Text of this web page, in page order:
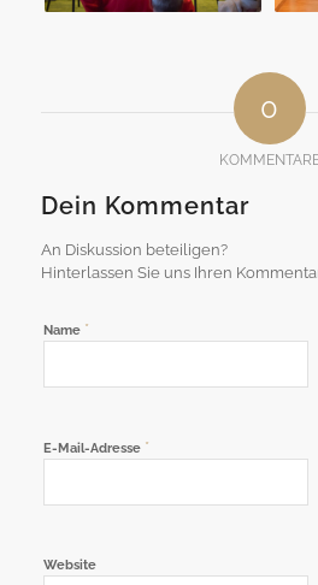
0
Dein Kommentar
An Diskussion beteiligen?
Hinterlassen Sie uns Ihren
Name *
E-Mail-Adresse *
Website